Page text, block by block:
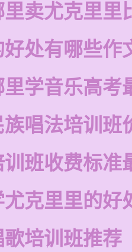
卖尤克里里
好处有哪些作
学音乐高考
唱法培训班
训班收费标准
尤克里里的好
歌培训班推荐